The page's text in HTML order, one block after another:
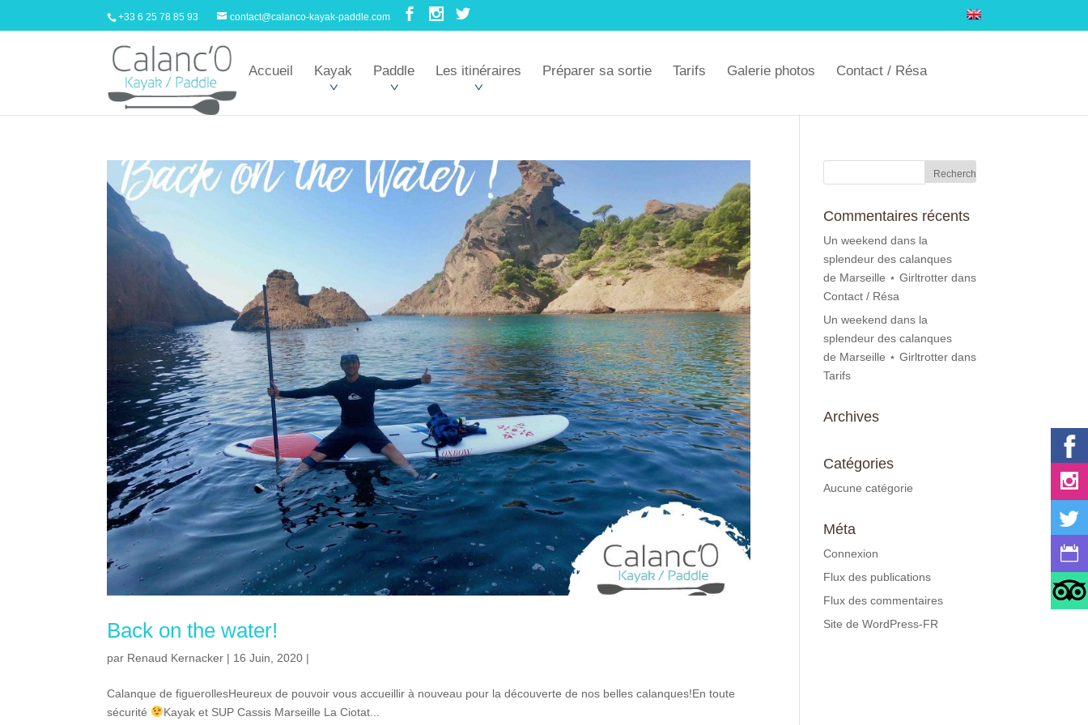
+33 6 25 78 85 93 contact@calanco-kayak-paddle.com
Accueil Kayak Paddle Les itinéraires Préparer sa sortie Tarifs Galerie photos Contact / Résa
Back on the water!
par Renaud Kernacker | 16 Juin, 2020 |
Calanque de figuerollesHeureux de pouvoir vous accueillir à nouveau pour la découverte de nos belles calanques!En toute
sécurité
Kayak et SUP Cassis Marseille La Ciotat...
Commentaires récents
Un weekend dans la
splendeur des calanques
de Marseille ⋆ Girltrotter dans
Contact / Résa
Un weekend dans la
splendeur des calanques
de Marseille ⋆ Girltrotter dans
Tarifs
Archives
Catégories
Aucune catégorie
Méta
Connexion
Flux des publications
Flux des commentaires
Site de WordPress-FR